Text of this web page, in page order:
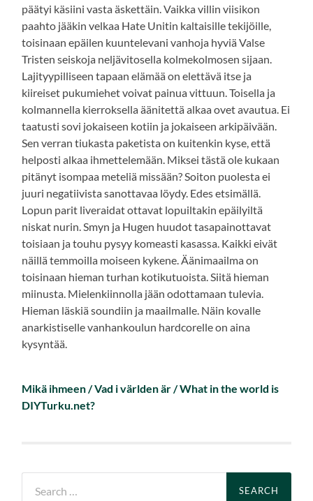
päätyi käsiini vasta äskettäin. Vaikka villin viisikon
paahto jääkin velkaa Hate Unitin kaltaisille tekijöille,
toisinaan epäilen kuuntelevani vanhoja hyviä Valse
Tristen seiskoja neljävitosella kolmekolmosen sijaan.
Lajityypilliseen tapaan elämää on elettävä itse ja
kiireiset pukumiehet voivat painua vittuun. Toisella ja
kolmannella kierroksella äänitettä alkaa ovet avautua. Ei
taatusti sovi jokaiseen kotiin ja jokaiseen arkipäivään.
Sen verran tiukasta paketista on kuitenkin kyse, että
helposti alkaa ihmettelemään. Miksei tästä ole kukaan
pitänyt isompaa meteliä missään? Soiton puolesta ei
juuri negatiivista sanottavaa löydy. Edes etsimällä.
Lopun parit liveraidat ottavat lopuiltakin epäilyiltä
niskat nurin. Smyn ja Hugen huudot tasapainottavat
toisiaan ja touhu pysyy komeasti kasassa. Kaikki eivät
näillä temmoilla moiseen kykene. Äänimaailma on
toisinaan hieman turhan kotikutuoista. Siitä hieman
miinusta. Mielenkiinnolla jään odottamaan tulevia.
Hieman läskiä soundiin ja maailmalle. Näin kovalle
anarkistiselle vanhankoulun hardcorelle on aina
kysyntää.
Mikä ihmeen / Vad i världen är / What in the world is
DIYTurku.net?
for: